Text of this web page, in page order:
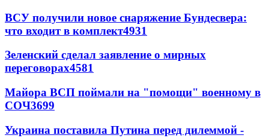
ВСУ получили новое снаряжение Бундесвера:
что входит в комплект4931
Зеленский сделал заявление о мирных
переговорах4581
Майора ВСП поймали на "помощи" военному в
СОЧ3699
Украина поставила Путина перед дилеммой -